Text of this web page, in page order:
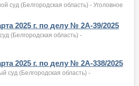
суд (Белгородская область) - Уголовное
2025 г. по делу № 2А-39/2025
(Белгородская область) -
2025 г. по делу № 2А-338/2025
суд (Белгородская область) -